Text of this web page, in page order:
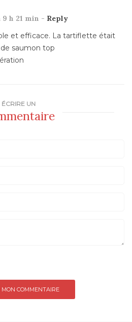
h 21 min - Reply
et efficace. La tartiflette était
saumon top
ÉCRIRE UN